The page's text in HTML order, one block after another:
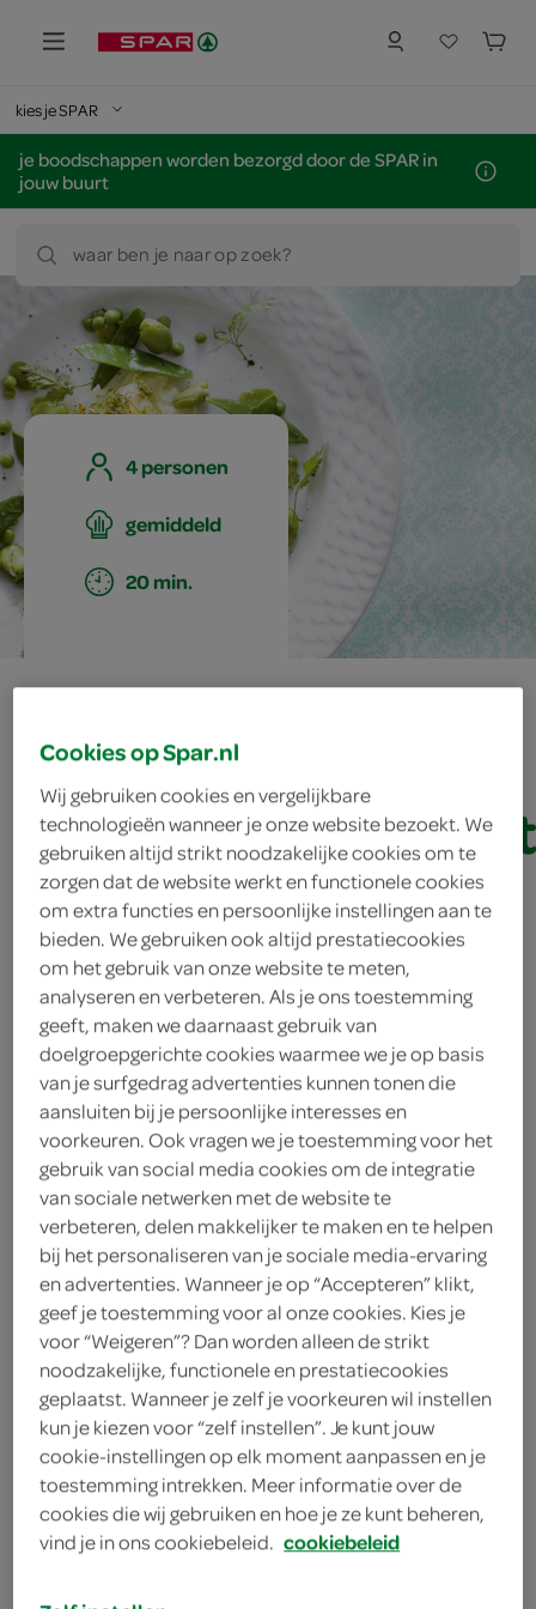
kies je SPAR
je boodschappen worden bezorgd door de SPAR in
jouw buurt
waar ben je naar op zoek?
4 personen
gemiddeld
20 min.
kabeljauwfilet
met
citruskruidenkorst
en peulvruchten
ingrediënten
citroen
50 gram boter
4 kabeljauwfilets
1 theelepel citroenrasp
1 theelepel sinaasappelrasp
2 takjes verse dragon
bosje verse peterselie
2 sneeën witbrood
bosje verse kervel
Cookies op Spar.nl
Wij gebruiken cookies en vergelijkbare
technologieën wanneer je onze website bezoekt. We
gebruiken altijd strikt noodzakelijke cookies om te
zorgen dat de website werkt en functionele cookies
om extra functies en persoonlijke instellingen aan te
bieden. We gebruiken ook altijd prestatiecookies
om het gebruik van onze website te meten,
analyseren en verbeteren. Als je ons toestemming
geeft, maken we daarnaast gebruik van
doelgroepgerichte cookies waarmee we je op basis
van je surfgedrag advertenties kunnen tonen die
aansluiten bij je persoonlijke interesses en
voorkeuren. Ook vragen we je toestemming voor het
gebruik van social media cookies om de integratie
van sociale netwerken met de website te
verbeteren, delen makkelijker te maken en te helpen
bij het personaliseren van je sociale media-ervaring
en advertenties. Wanneer je op “Accepteren” klikt,
geef je toestemming voor al onze cookies. Kies je
voor “Weigeren”? Dan worden alleen de strikt
noodzakelijke, functionele en prestatiecookies
geplaatst. Wanneer je zelf je voorkeuren wil instellen
kun je kiezen voor “zelf instellen”. Je kunt jouw
cookie-instellingen op elk moment aanpassen en je
toestemming intrekken. Meer informatie over de
cookies die wij gebruiken en hoe je ze kunt beheren,
vind je in ons cookiebeleid. cookiebeleid